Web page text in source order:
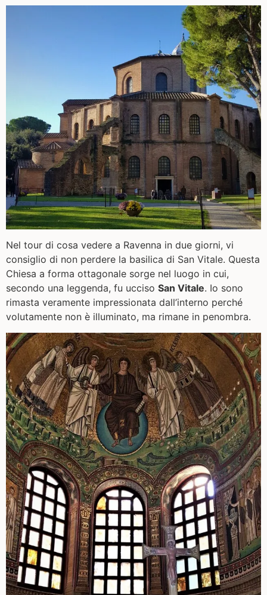
Nel tour di cosa vedere a Ravenna in due giorni, vi
consiglio di non perdere la basilica di San Vitale. Questa
Chiesa a forma ottagonale sorge nel luogo in cui,
secondo una leggenda, fu ucciso San Vitale. Io sono
rimasta veramente impressionata dall’interno perché
volutamente non è illuminato, ma rimane in penombra.